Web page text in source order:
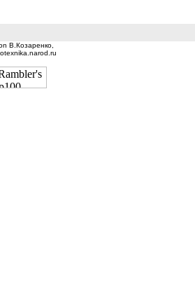
В.Козаренко,